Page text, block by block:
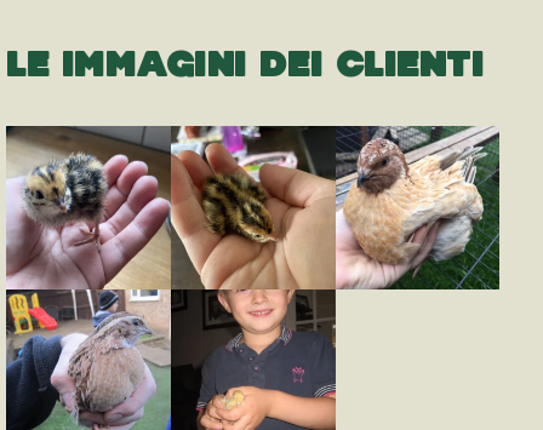
LE IMMAGINI DEI CLIENTI